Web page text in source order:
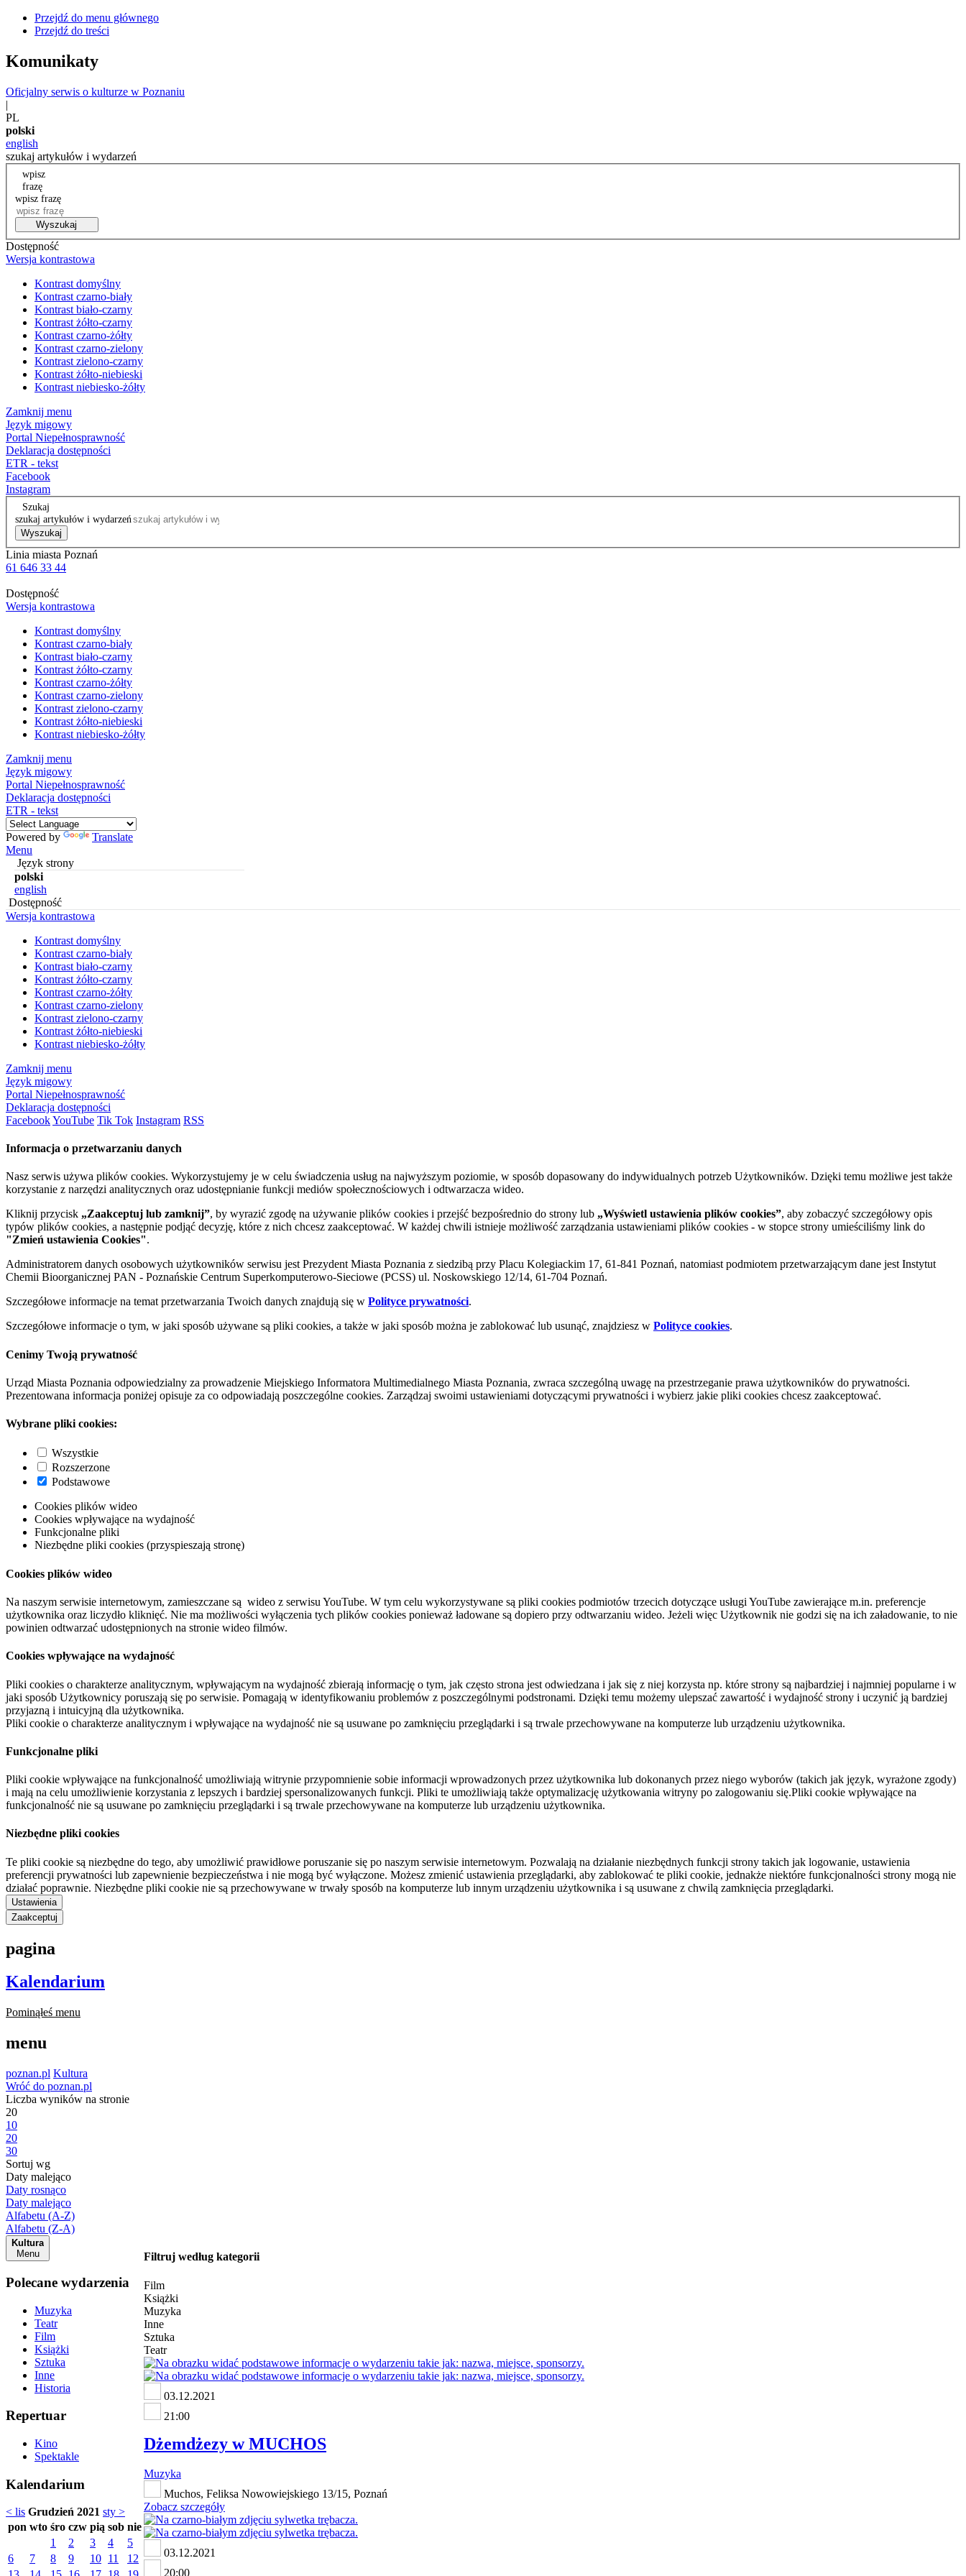
Przejdź do menu głównego
Przejdź do treści
Komunikaty
Oficjalny serwis o kulturze w Poznaniu
|
PL
polski
english
szukaj artykułów i wydarzeń
wpisz
frazę
wpisz frazę
Wyszukaj
Dostępność
Wersja kontrastowa
Kontrast domyślny
Kontrast czarno-biały
Kontrast biało-czarny
Kontrast żółto-czarny
Kontrast czarno-żółty
Kontrast czarno-zielony
Kontrast zielono-czarny
Kontrast żółto-niebieski
Kontrast niebiesko-żółty
Zamknij menu
Język migowy
Portal Niepełnosprawność
Deklaracja dostępności
ETR - tekst
Facebook
Instagram
Szukaj
szukaj artykułów i wydarzeń
Wyszukaj
Linia miasta Poznań
61 646 33 44
Dostępność
Wersja kontrastowa
Kontrast domyślny
Kontrast czarno-biały
Kontrast biało-czarny
Kontrast żółto-czarny
Kontrast czarno-żółty
Kontrast czarno-zielony
Kontrast zielono-czarny
Kontrast żółto-niebieski
Kontrast niebiesko-żółty
Zamknij menu
Język migowy
Portal Niepełnosprawność
Deklaracja dostępności
ETR - tekst
Powered by
Translate
Menu
Język strony
polski
english
Dostępność
Wersja kontrastowa
Kontrast domyślny
Kontrast czarno-biały
Kontrast biało-czarny
Kontrast żółto-czarny
Kontrast czarno-żółty
Kontrast czarno-zielony
Kontrast zielono-czarny
Kontrast żółto-niebieski
Kontrast niebiesko-żółty
Zamknij menu
Język migowy
Portal Niepełnosprawność
Deklaracja dostępności
FacebookYouTube Tik Tok Instagram RSS
Informacja o przetwarzaniu danych
Nasz serwis używa plików cookies. Wykorzystujemy je w celu świadczenia usług na najwyższym poziomie, w sposób dopasowany do indywidualnych potrzeb Użytkowników. Dzięki temu możliwe jest także
korzystanie z narzędzi analitycznych oraz udostępnianie funkcji mediów społecznościowych i odtwarzacza wideo.
Kliknij przycisk „Zaakceptuj lub zamknij”, by wyrazić zgodę na używanie plików cookies i przejść bezpośrednio do strony lub „Wyświetl ustawienia plików cookies”, aby zobaczyć szczegółowy opis
typów plików cookies, a następnie podjąć decyzję, które z nich chcesz zaakceptować. W każdej chwili istnieje możliwość zarządzania ustawieniami plików cookies - w stopce strony umieściliśmy link do
"Zmień ustawienia Cookies".
Administratorem danych osobowych użytkowników serwisu jest Prezydent Miasta Poznania z siedzibą przy Placu Kolegiackim 17, 61-841 Poznań, natomiast podmiotem przetwarzającym dane jest Instytut
Chemii Bioorganicznej PAN - Poznańskie Centrum Superkomputerowo-Sieciowe (PCSS) ul. Noskowskiego 12/14, 61-704 Poznań.
Szczegółowe informacje na temat przetwarzania Twoich danych znajdują się w Polityce prywatności.
Szczegółowe informacje o tym, w jaki sposób używane są pliki cookies, a także w jaki sposób można je zablokować lub usunąć, znajdziesz w Polityce cookies.
Cenimy Twoją prywatność
Urząd Miasta Poznania odpowiedzialny za prowadzenie Miejskiego Informatora Multimedialnego Miasta Poznania, zwraca szczególną uwagę na przestrzeganie prawa użytkowników do prywatności.
Prezentowana informacja poniżej opisuje za co odpowiadają poszczególne cookies. Zarządzaj swoimi ustawieniami dotyczącymi prywatności i wybierz jakie pliki cookies chcesz zaakceptować.
Wybrane pliki cookies:
Wszystkie
Rozszerzone
Podstawowe
Cookies plików wideo
Cookies wpływające na wydajność
Funkcjonalne pliki
Niezbędne pliki cookies (przyspieszają stronę)
Cookies plików wideo
Na naszym serwisie internetowym, zamieszczane są wideo z serwisu YouTube. W tym celu wykorzystywane są pliki cookies podmiotów trzecich dotyczące usługi YouTube zawierające m.in. preferencje
użytkownika oraz liczydło kliknięć. Nie ma możliwości wyłączenia tych plików cookies ponieważ ładowane są dopiero przy odtwarzaniu wideo. Jeżeli więc Użytkownik nie godzi się na ich załadowanie, to nie
powinien odtwarzać udostępnionych na stronie wideo filmów.
Cookies wpływające na wydajność
Pliki cookies o charakterze analitycznym, wpływającym na wydajność zbierają informację o tym, jak często strona jest odwiedzana i jak się z niej korzysta np. które strony są najbardziej i najmniej popularne i w
jaki sposób Użytkownicy poruszają się po serwisie. Pomagają w identyfikowaniu problemów z poszczególnymi podstronami. Dzięki temu możemy ulepszać zawartość i wydajność strony i uczynić ją bardziej
przyjazną i intuicyjną dla użytkownika.
Pliki cookie o charakterze analitycznym i wpływające na wydajność nie są usuwane po zamknięciu przeglądarki i są trwale przechowywane na komputerze lub urządzeniu użytkownika.
Funkcjonalne pliki
Pliki cookie wpływające na funkcjonalność umożliwiają witrynie przypomnienie sobie informacji wprowadzonych przez użytkownika lub dokonanych przez niego wyborów (takich jak język, wyrażone zgody)
i mają na celu umożliwienie korzystania z lepszych i bardziej spersonalizowanych funkcji. Pliki te umożliwiają także optymalizację użytkowania witryny po zalogowaniu się.Pliki cookie wpływające na
funkcjonalność nie są usuwane po zamknięciu przeglądarki i są trwale przechowywane na komputerze lub urządzeniu użytkownika.
Niezbędne pliki cookies
Te pliki cookie są niezbędne do tego, aby umożliwić prawidłowe poruszanie się po naszym serwisie internetowym. Pozwalają na działanie niezbędnych funkcji strony takich jak logowanie, ustawienia
preferencji prywatności lub zapewnienie bezpieczeństwa i nie mogą być wyłączone. Możesz zmienić ustawienia przeglądarki, aby zablokować te pliki cookie, jednakże niektóre funkcjonalności strony mogą nie
działać poprawnie. Niezbędne pliki cookie nie są przechowywane w trwały sposób na komputerze lub innym urządzeniu użytkownika i są usuwane z chwilą zamknięcia przeglądarki.
Ustawienia
Zaakceptuj
pagina
Kalendarium
Pominąłeś menu
menu
poznan.pl Kultura
Wróć do poznan.pl
Liczba wyników na stronie
20
10
20
30
Sortuj wg
Daty malejąco
Daty rosnąco
Daty malejąco
Alfabetu (A-Z)
Alfabetu (Z-A)
Kultura
Menu
Polecane wydarzenia
Muzyka
Teatr
Film
Książki
Sztuka
Inne
Historia
Repertuar
Kino
Spektakle
Kalendarium
< lis Grudzień 2021 sty >
pon wto śro czw pią sob nie
1
2 3 4
5
6
7 8 9 10 11
12
Filtruj według kategorii
Film
Książki
Muzyka
Inne
Sztuka
Teatr
03.12.2021
21:00
Dżemdżezy w MUCHOS
Muzyka
Muchos, Feliksa Nowowiejskiego 13/15, Poznań
Zobacz szczegóły
03.12.2021
20:00